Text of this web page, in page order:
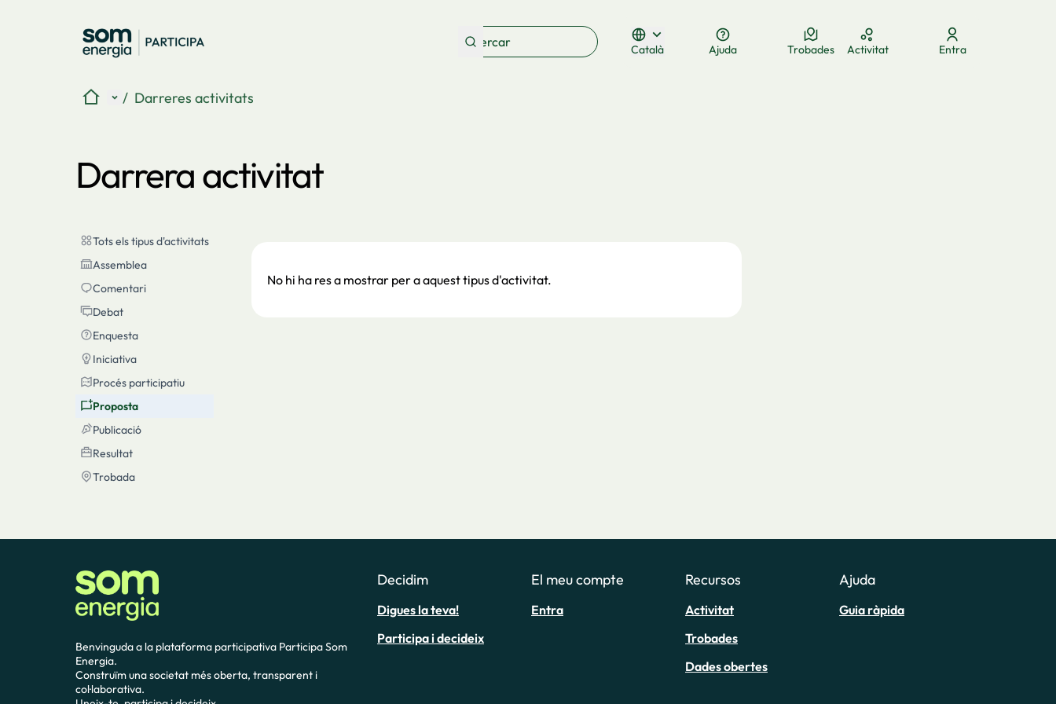
Català
Triar la llenguaElegir el idiomaAukeratu hizkuntza Choose language
Ajuda Trobades Activitat Entra
Inici Menú principal
/ Darreres activitats
Darrera activitat
Tots els tipus d'activitats
Tots els tipus d'activitats
Assemblea
Assemblea
Comentari
Comentari
DebatDebat
Enquesta
Enquesta
Iniciativa
Iniciativa
Procés participatiu
Procés participatiu
Proposta
Proposta
Publicació
Publicació
Resultat
Resultat
Trobada
Trobada
No hi ha res a mostrar per a aquest tipus d'activitat.
Benvinguda a la plataforma participativa Participa Som
Energia.
Construïm una societat més oberta, transparent i
col·laborativa.
Decidim
Digues la teva!
Participa i decideix
El meu compte
Entra
Recursos
Activitat
Trobades
Dades obertes
Ajuda
Guia ràpida